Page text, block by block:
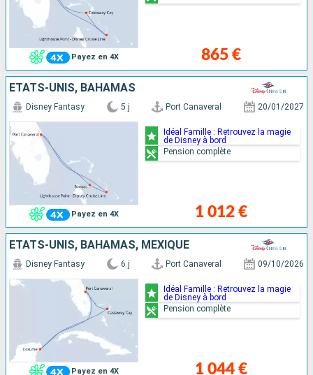
Payez en 4X 865 €
ÉTATS-UNIS, BAHAMAS
Payez en 4X
Disney Fantasy 5 j Port Canaveral 20/01/2027
1 012 €
Idéal Famille : Retrouvez la magie
de Disney à bord
Pension complète
ÉTATS-UNIS, BAHAMAS, MEXIQUE
Payez en 4X
Disney Fantasy 6 j Port Canaveral 09/10/2026
1 044 €
Idéal Famille : Retrouvez la magie
de Disney à bord
Pension complète